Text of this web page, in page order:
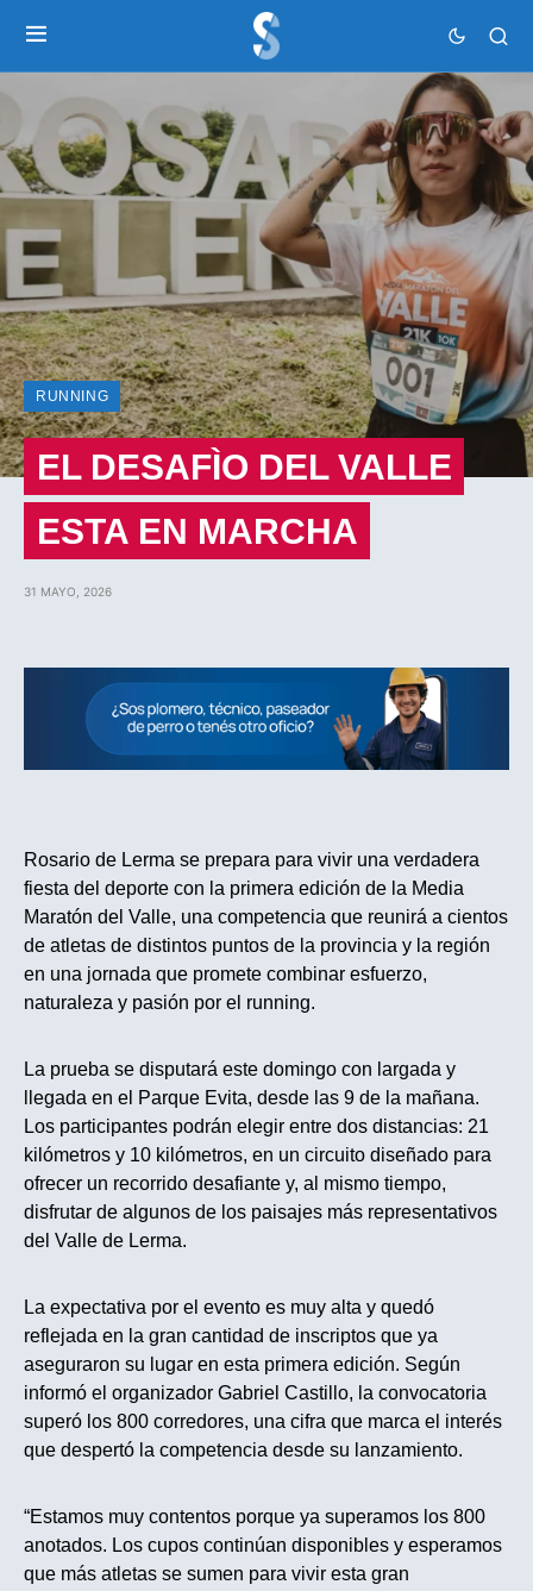
RUNNING
EL DESAFÌO DEL VALLE
ESTA EN MARCHA
31 MAYO, 2026
Rosario de Lerma se prepara para vivir una verdadera
fiesta del deporte con la primera edición de la Media
Maratón del Valle, una competencia que reunirá a cientos
de atletas de distintos puntos de la provincia y la región
en una jornada que promete combinar esfuerzo,
naturaleza y pasión por el running.
La prueba se disputará este domingo con largada y
llegada en el Parque Evita, desde las 9 de la mañana.
Los participantes podrán elegir entre dos distancias: 21
kilómetros y 10 kilómetros, en un circuito diseñado para
ofrecer un recorrido desafiante y, al mismo tiempo,
disfrutar de algunos de los paisajes más representativos
del Valle de Lerma.
La expectativa por el evento es muy alta y quedó
reflejada en la gran cantidad de inscriptos que ya
aseguraron su lugar en esta primera edición. Según
informó el organizador Gabriel Castillo, la convocatoria
superó los 800 corredores, una cifra que marca el interés
que despertó la competencia desde su lanzamiento.
“Estamos muy contentos porque ya superamos los 800
anotados. Los cupos continúan disponibles y esperamos
que más atletas se sumen para vivir esta gran